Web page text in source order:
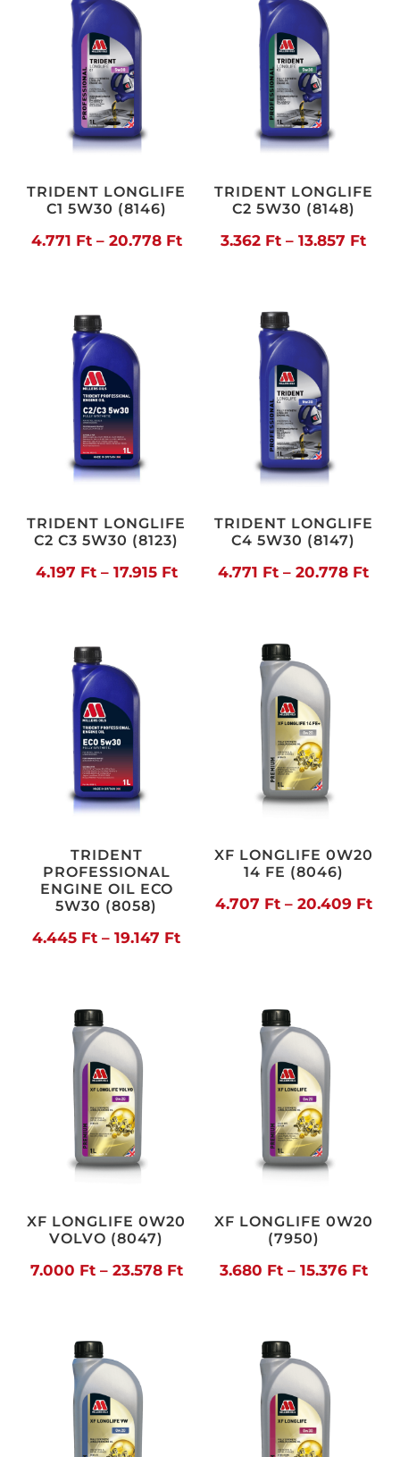
TRIDENT LONGLIFE
C1 5W30 (8146)
4.771 Ft – 20.778 FtÁrtartomány:
TRIDENT LONGLIFE
C2 5W30 (8148)
3.362 Ft – 13.857 Ft
TRIDENT LONGLIFE
C2 C3 5W30 (8123)
4.197 Ft – 17.915 FtÁrtartomány:
TRIDENT LONGLIFE
C4 5W30 (8147)
4.771 Ft – 20.778 Ft
TRIDENT
PROFESSIONAL
ENGINE OIL ECO
5W30 (8058)
4.445 Ft – 19.147 FtÁrtartomány:
XF LONGLIFE 0W20
14 FE (8046)
4.707 Ft – 20.409 Ft
XF LONGLIFE 0W20
VOLVO (8047)
7.000 Ft – 23.578 FtÁrtartomány:
XF LONGLIFE 0W20
(7950)
3.680 Ft – 15.376 Ft